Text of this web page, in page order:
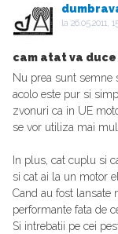
la 26.05.2011,
cam atat va
Nu prea sunt semne
acolo este pur si
zvonuri ca in UE
se vor utiliza mai
In plus, cat cuplu si
si cat ai la un motor
Cand au fost lansate
performante fata de
Si intrebatii pe cei